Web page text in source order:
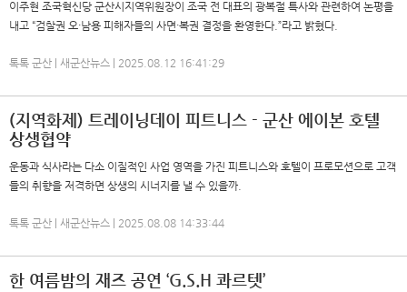
이주현 조국혁신당 군산시지역위원장이 조국 전 대표의 광복절 특사와 관련하여 논평을
내고 “검찰권 오·남용 피해자들의 사면·복권 결정을 환영한다.”라고 밝혔다.
톡톡 군산 | 새군산뉴스 | 2025.08.12 16:41:29
(지역화제) 트레이닝데이 피트니스 - 군산 에이본 호텔
상생협약
운동과 식사라는 다소 이질적인 사업 영역을 가진 피트니스와 호텔이 프로모션으로 고객
들의 취향을 저격하면 상생의 시너지를 낼 수 있을까.
톡톡 군산 | 새군산뉴스 | 2025.08.08 14:33:44
한 여름밤의 재즈 공연 ‘G.S.H 콰르텟’